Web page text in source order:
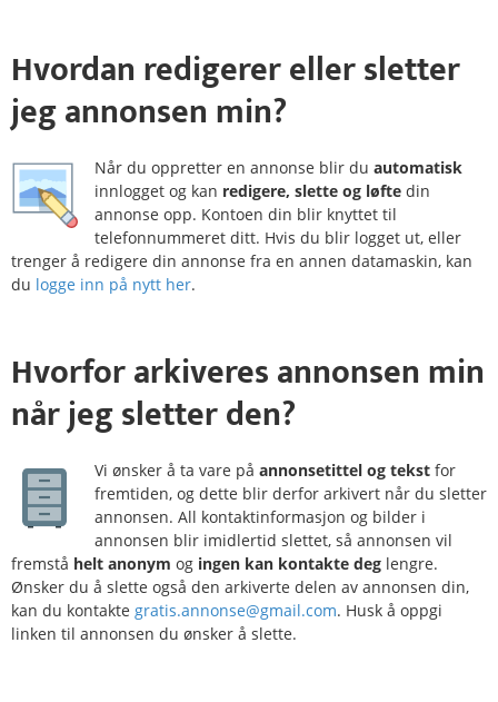
Hvordan redigererellersletter
jeg annonsen min?
Når du oppretter en annonse blir du automatisk
innlogget og kan redigere, slette og løfte din
annonse opp. Kontoen din blir knyttet til
telefonnummeret ditt. Hvis du blir logget ut, eller
trenger å redigere din annonse fra en annen datamaskin, kan
du logge inn på nytt her.
Hvorforarkiveresannonsen min
når jeg sletter den?
Vi ønsker å ta vare på annonsetittel og tekst for
fremtiden, og dette blir derfor arkivert når du sletter
annonsen. All kontaktinformasjon og bilder i
annonsen blir imidlertid slettet, så annonsen vil
fremstå helt anonym og ingen kan kontakte deg lengre.
Ønsker du å slette også den arkiverte delen av annonsen din,
kan du kontakte gratis.annonse@gmail.com. Husk å oppgi
linken til annonsen du ønsker å slette.